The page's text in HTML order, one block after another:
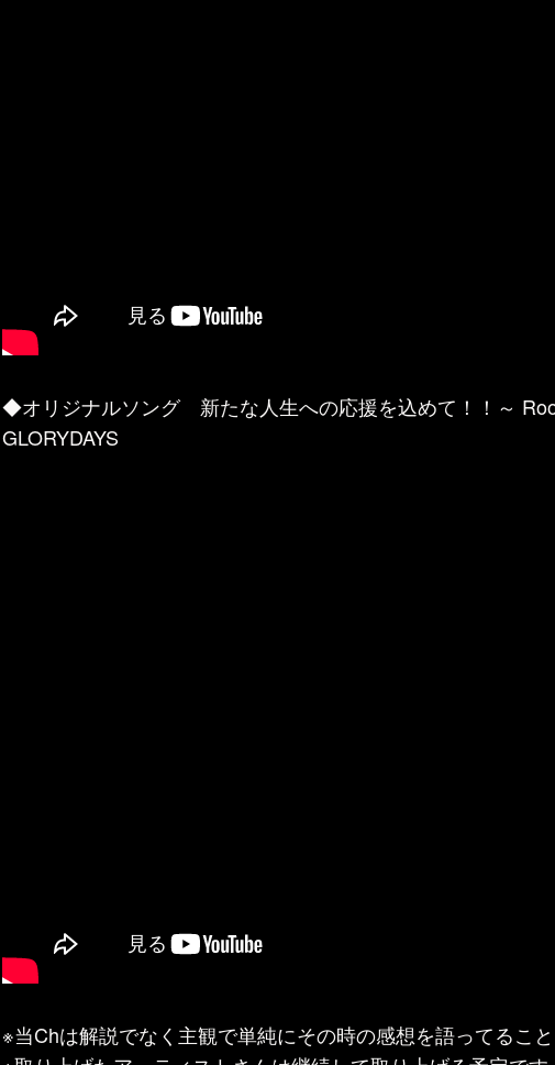
◆オリジナルソング 新たな人生への応援を込めて！！～
GLORYDAYS
※当Chは解説でなく主観で単純にその時の感想を語ってること